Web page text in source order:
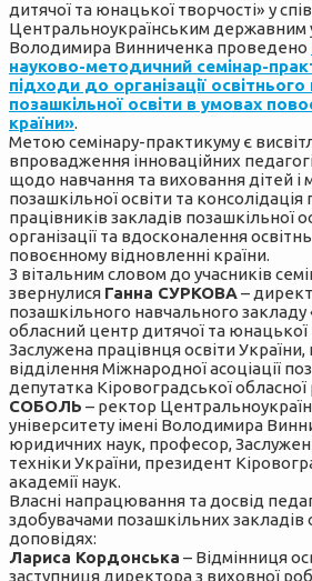
дитячої та юнацької творчості» у
Центральноукраїнським державним
Володимира Винниченка проведено
науково-методичний семінар-
підходи до організації
позашкільної освіти в умовах
країни».
Метою семінару-практикуму є
впровадження інноваційних
щодо навчання та виховання дітей і
позашкільної освіти та консолідація
працівників закладів позашкільної
організації та вдосконалення
повоєнному відновленні країни.
З вітальним словом до учасників
звернулися Ганна СУРКОВА–
позашкільного навчального
обласний центр дитячої та юнацької
Заслужена працівнця освіти
відділення Міжнародної асоціації
депутатка Кіровоградської обласної
СОБОЛЬ – ректор
університету імені Володимира
юридичних наук, професор,
техніки України, президент
академії наук.
Власні напрацювання та досвід
здобувачами позашкільних закладів
доповідях:
Лариса Кордонська – Відмінниця
заступниця директора з виховної